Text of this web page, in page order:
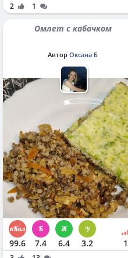
2 1
Омлет с кабачком
Автор Оксана Б
99.6 7.4 6.4 3.2